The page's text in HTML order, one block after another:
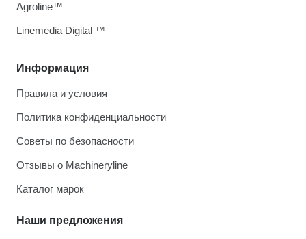
Информация
Правила и условия
Политика конфиденциальности
Советы по безопасности
Отзывы о Machineryline
Каталог марок
Наши предложения
Agroline™
Linemedia Digital ™